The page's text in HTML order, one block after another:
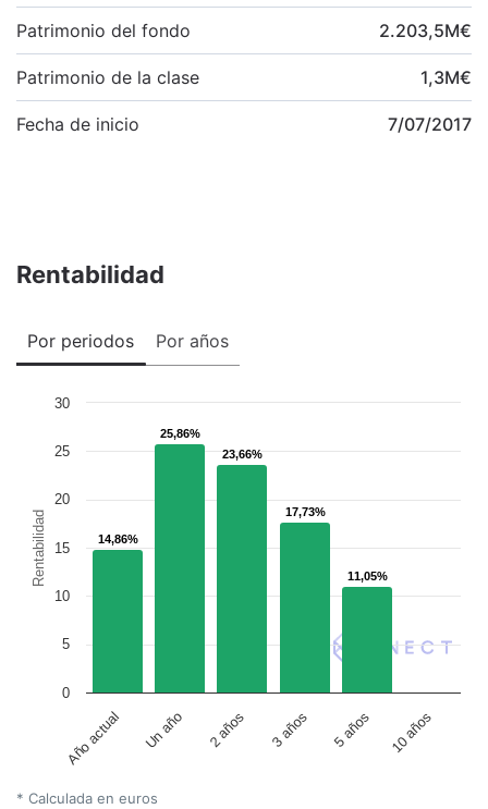
Patrimonio del fondo 2.203,5M€
Patrimonio de la clase 1,3M€
Fecha de inicio 7/07/2017
Rentabilidad
Por periodos Por años
Rentabilidad 14,86%
14,86%
25,86%
25,86%
23,66%
23,66%
17,73%
17,73%
11,05%
11,05%
Año actual Un año 2 años 3 años 5 años 10 años
0
5
10
15
20
25
30
* Calculada en euros